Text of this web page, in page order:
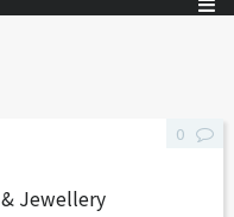
Jewellery
0